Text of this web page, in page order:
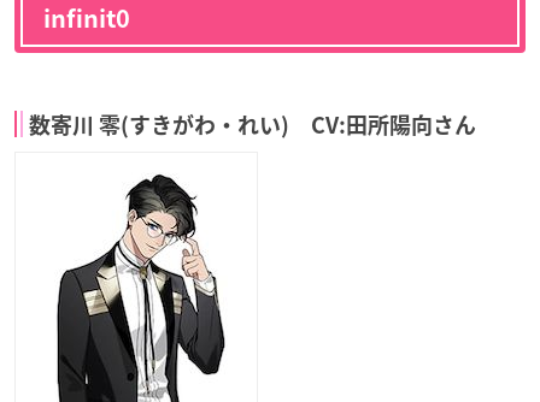
infinit0
数寄川 零(すきがわ・れい) CV:田所陽向さん